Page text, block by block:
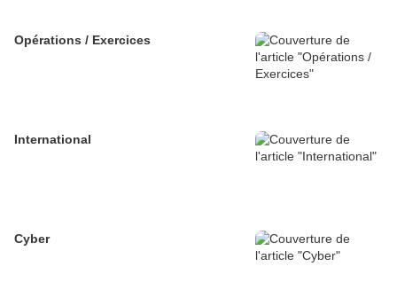
Opérations / Exercices
International
Cyber